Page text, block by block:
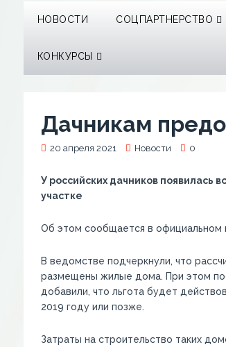
НОВОСТИ СОЦПАРТНЕРСТВО
КОНКУРСЫ
Дачникам
20 апреля 2021 Новости 0
У российских дачников появилась
участке
Об этом сообщается в официальном
В ведомстве подчеркнули, что
размещены жилые дома. При этом
добавили, что льгота будет
2019 году или позже.
Затраты на строительство таких